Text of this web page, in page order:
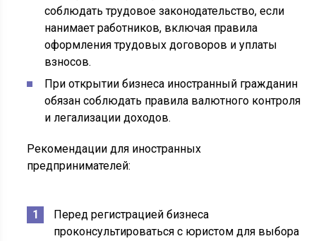
соблюдать трудовое законодательство, если
нанимает работников, включая правила
оформления трудовых договоров и уплаты
взносов.
При открытии бизнеса иностранный гражданин
обязан соблюдать правила валютного контроля
и легализации доходов.
Рекомендации для иностранных
предпринимателей:
Перед регистрацией бизнеса
проконсультироваться с юристом для выбора